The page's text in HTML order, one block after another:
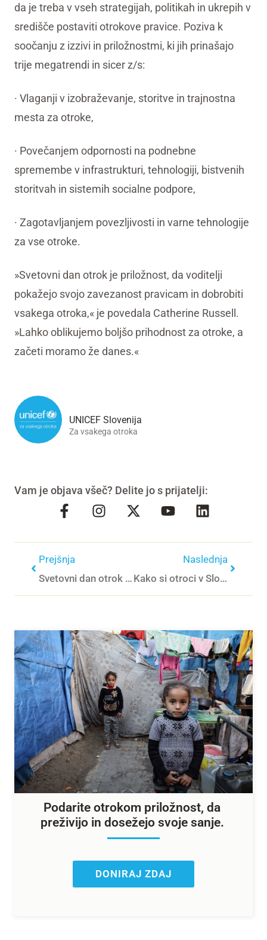
da je treba v vseh strategijah, politikah in ukrepih v
središče postaviti otrokove pravice. Poziva k
soočanju z izzivi in priložnostmi, ki jih prinašajo
trije megatrendi in sicer z/s:
· Vlaganji v izobraževanje, storitve in trajnostna
mesta za otroke,
· Povečanjem odpornosti na podnebne
spremembe v infrastrukturi, tehnologiji, bistvenih
storitvah in sistemih socialne podpore,
· Zagotavljanjem povezljivosti in varne tehnologije
za vse otroke.
»Svetovni dan otrok je priložnost, da voditelji
pokažejo svojo zavezanost pravicam in dobrobiti
vsakega otroka,« je povedala Catherine Russell.
»Lahko oblikujemo boljšo prihodnost za otroke, a
začeti moramo že danes.«
UNICEF Slovenija
Za vsakega otroka
Vam je objava všeč? Delite jo s prijatelji:
Prejšnja
Svetovni dan otrok v znamenju duševnega zdravja
Naslednja
Kako si otroci v Sloveniji predstavljajo svet čez 35 let?
Podarite otrokom priložnost, da
preživijo in dosežejo svoje sanje.
DONIRAJ ZDAJ